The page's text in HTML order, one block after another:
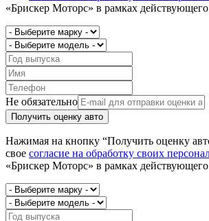
«Брискер Моторс» в рамках действующего
Не обязательно
Получить оценку авто
Нажимая на кнопку “Получить оценку
свое согласие на обработку своих
«Брискер Моторс» в рамках действующего